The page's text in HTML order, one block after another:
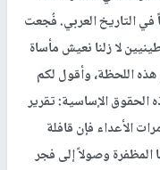
التاريخ العربي. فُجعت
لا زلنا نعيش مأساة
هذه اللحظة، وأقول لكم
الإساسية: تقرير
الأعداء فإن قافلة
المظفرة وصولاً إلى فجر